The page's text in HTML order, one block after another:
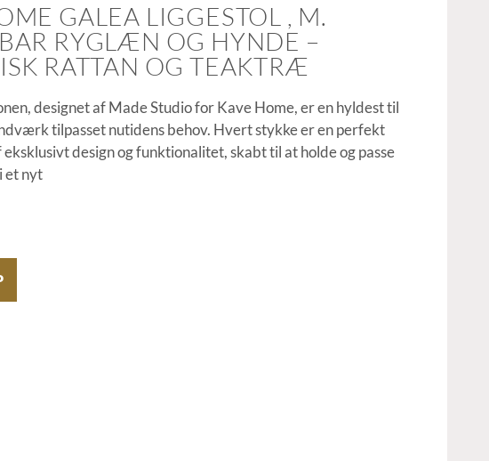
GALEA LIGGESTOL , M.
RYGLÆN OG HYNDE –
RATTAN OG TEAKTRÆ
designet af Made Studio for Kave Home, er en hyldest til
tilpasset nutidens behov. Hvert stykke er en perfekt
design og funktionalitet, skabt til at holde og passe
et nyt